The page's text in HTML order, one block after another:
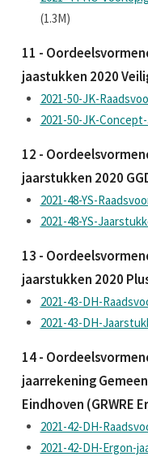
(1.3M)
11 -
jaastukken 2020
2021-50-JK-
2021-50-JK-
12 -
jaarstukken 2020
2021-48-YS-
2021-48-YS-
13 -
jaarstukken 2020
2021-43-DH-
2021-43-DH-
14 -
jaarrekening
Eindhoven (GRWRE
2021-42-DH-
2021-42-DH-Ergon-